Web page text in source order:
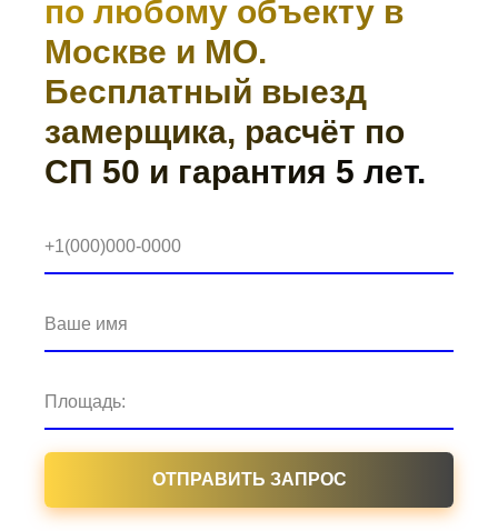
по любому объекту в
Москве и МО.
Бесплатный выезд
замерщика, расчёт по
СП 50 и гарантия 5 лет.
+1(000)000-0000
Ваше имя
Площадь:
ОТПРАВИТЬ ЗАПРОС